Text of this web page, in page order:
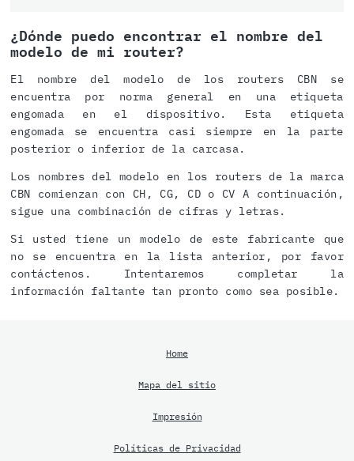
¿Dónde puedo encontrar el nombre del
modelo de mi router?
El nombre del modelo de los routers CBN se
encuentra por norma general en una etiqueta
engomada en el dispositivo. Esta etiqueta
engomada se encuentra casi siempre en la parte
posterior o inferior de la carcasa.
Los nombres del modelo en los routers de la marca
CBN comienzan con CH, CG, CD o CV A continuación,
sigue una combinación de cifras y letras.
Si usted tiene un modelo de este fabricante que
no se encuentra en la lista anterior, por favor
contáctenos. Intentaremos completar la
información faltante tan pronto como sea posible.
Home
Mapa del sitio
Impresión
Políticas de Privacidad